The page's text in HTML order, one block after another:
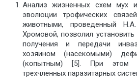
Анализ жизненных схем мух
эволюции трофических
животными, проведенный
Хромовой, позволил
получения и передачи
хозяином (насекомыми)
(копытным) [5]. При этом
трехчленных паразитарных